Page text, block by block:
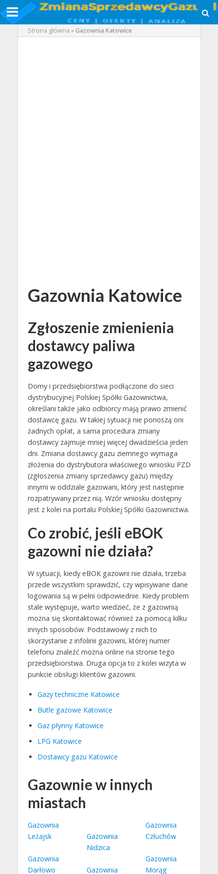
Strona główna »Gazownia Katowice
Gazownia Katowice
Zgłoszenie zmienienia
dostawcy paliwa
gazowego
Domy i przedsiębiorstwa podłączone do sieci
dystrybucyjnej Polskiej Spółki Gazownictwa,
określani także jako odbiorcy mają prawo zmienić
dostawcę gazu. W takiej sytuacji nie ponoszą oni
żadnych opłat, a sama procedura zmiany
dostawcy zajmuje mniej więcej dwadzieścia jeden
dni. Zmiana dostawcy gazu ziemnego wymaga
złożenia do dystrybutora właściwego wniosku PZD
(zgłoszenia zmiany sprzedawcy gazu) między
innymi w oddziale gazowani, który jest następnie
rozpatrywany przez nią. Wzór wniosku dostępny
jest z kolei na portalu Polskiej Spółki Gazownictwa.
Co zrobić, jeśli eBOK
gazowni nie działa?
W sytuacji, kiedy eBOK gazowni nie działa, trzeba
przede wszystkim sprawdzić, czy wpisywane dane
logowania są w pełni odpowiednie. Kiedy problem
stale występuje, warto wiedzieć, że z gazownią
można się skontaktować również za pomocą kilku
innych sposobów. Podstawowy z nich to
skorzystanie z infolinii gazowni, której numer
telefonu znaleźć można online na stronie tego
przedsiębiorstwa. Druga opcja to z kolei wizyta w
punkcie obsługi klientów gazowni.
Gazy techniczne Katowice
Butle gazowe Katowice
Gaz płynny Katowice
LPG Katowice
Dostawcy gazu Katowice
Gazownie w innych
miastach
Gazownia
Leżajsk
Gazownia
Darłowo
Gazownia
Nidzica
Gazownia
Gazownia
Człuchów
Gazownia
Morąg